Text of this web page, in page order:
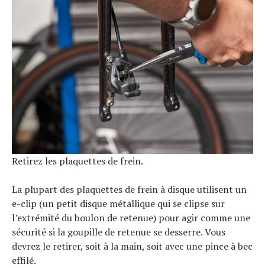
Retirez les plaquettes de frein.
La plupart des plaquettes de frein à disque utilisent un
e-clip (un petit disque métallique qui se clipse sur
l’extrémité du boulon de retenue) pour agir comme une
sécurité si la goupille de retenue se desserre. Vous
devrez le retirer, soit à la main, soit avec une pince à bec
effilé.